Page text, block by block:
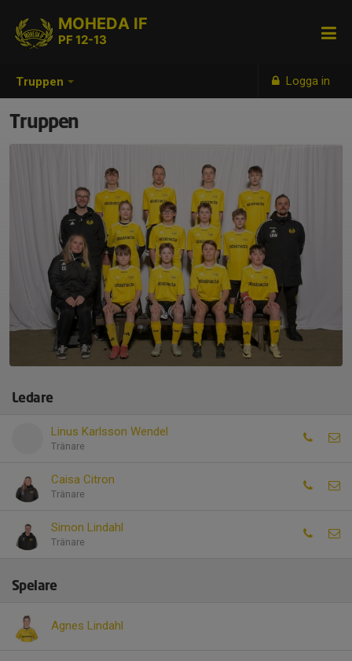
Truppen Logga in
MOHEDA IF
PF 12-13
Truppen
Ledare
Linus Karlsson Wendel
Tränare
Caisa Citron
Tränare
Simon Lindahl
Tränare
Spelare
Agnes Lindahl